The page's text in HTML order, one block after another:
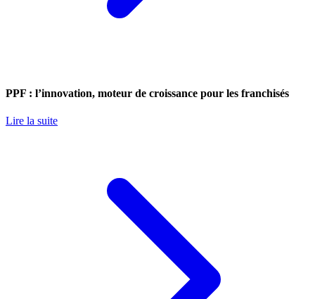
PPF : l’innovation, moteur de croissance pour les franchisés
Lire la suite